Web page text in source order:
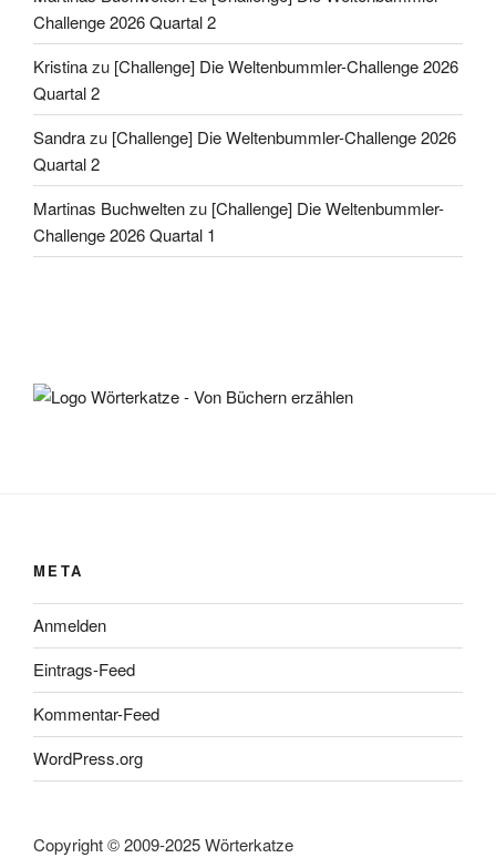
Challenge 2026 Quartal 2
Kristinazu [Challenge] Die Weltenbummler-Challenge 2026
Quartal 2
Sandrazu [Challenge] Die Weltenbummler-Challenge 2026
Quartal 2
Martinas Buchweltenzu [Challenge] Die Weltenbummler-
Challenge 2026 Quartal 1
META
Anmelden
Eintrags-Feed
Kommentar-Feed
WordPress.org
Copyright © 2009-2025 Wörterkatze